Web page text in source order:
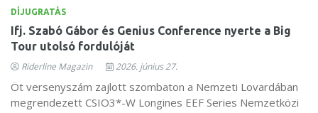
DÍJUGRATÁS
Ifj. Szabó Gábor és Genius Conference nyerte a Big
Tour utolsó fordulóját
Riderline Magazin 2026. június 27.
Öt versenyszám zajlott szombaton a Nemzeti Lovardában
megrendezett CSIO3*-W Longines EEF Series Nemzetközi